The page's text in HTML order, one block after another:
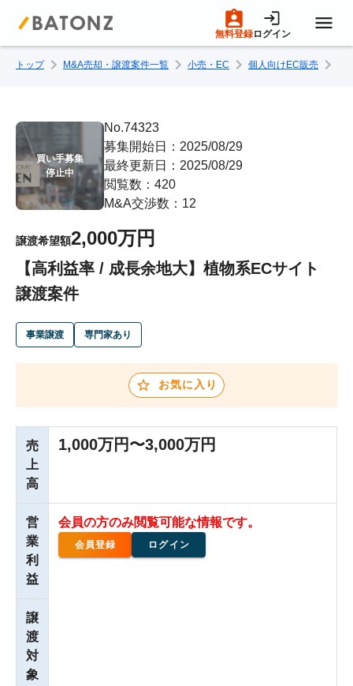
無料登録ログイン
トップページ
M&A案件一覧
売りたい方へ
成約事例
M&A専門家の方へ
トップ M&A売却・譲渡案件一覧 小売・EC 個人向けEC販売
買い手募集
停止中
No.74323
募集開始日：2025/08/29
最終更新日：2025/08/29
閲覧数：420
M&A交渉数：12
譲渡希望額2,000万円
【高利益率 / 成長余地大】植物系ECサイト
譲渡案件
事業譲渡 専門家あり
お気に入り
売
上
高
1,000万円〜3,000万円
営
業
利
益
会員の方のみ閲覧可能な情報です。
会員登録 ログイン
譲
渡
対
象